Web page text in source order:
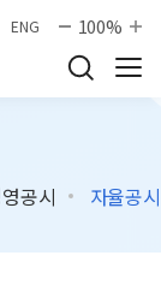
ENG 100%
공시 자율공시